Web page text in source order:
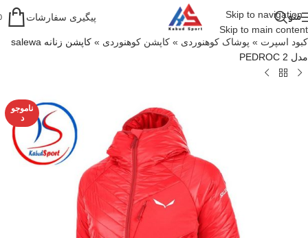
Skip to navigation
Skip to main content
منو پیگیری سفارشات
کبود اسپرت » پوشاک کوهنوردی » کاپشن کوهنوردی »
کاپشن زنانه salewa
مدل PEDROC 2
ناموجو
د